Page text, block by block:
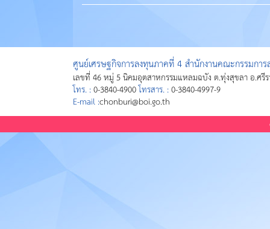
ศูนย์เศรษฐกิจการลงทุนภาคที่ 4 สำนักงานคณะกรรมการ
เลขที่ 46 หมู่ 5 นิคมอุตสาหกรรมแหลมฉบัง ต.ทุ่งสุขลา อ.ศรี
โทร. :0-3840-4900โทรสาร. :0-3840-4997-9
E-mail :chonburi@boi.go.th